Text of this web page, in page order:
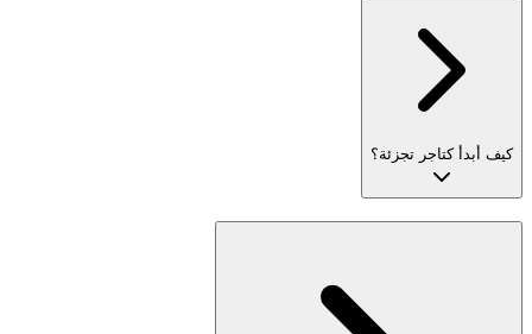
كيف أبدأ كتاجر تجزئة؟